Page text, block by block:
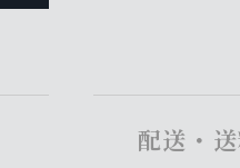
配送・